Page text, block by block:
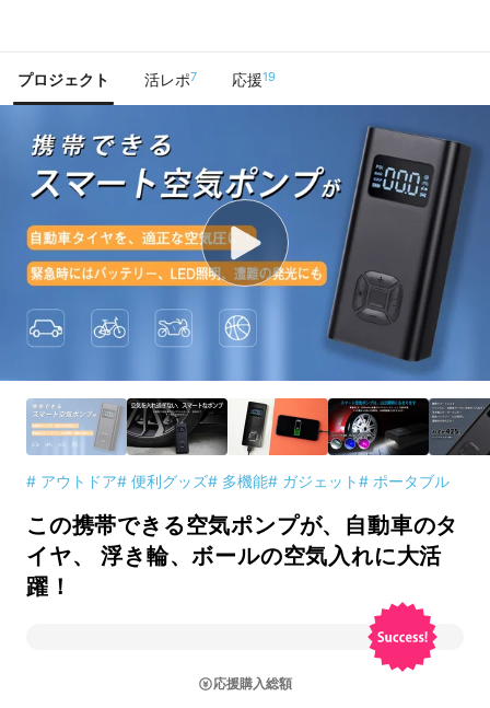
プロジェクト 活レポ7 応援19
# アウトドア# 便利グッズ# 多機能# ガジェット# ポータブル
この携帯できる空気ポンプが、自動車のタ
イヤ、 浮き輪、ボールの空気入れに大活
躍！
応援購入総額